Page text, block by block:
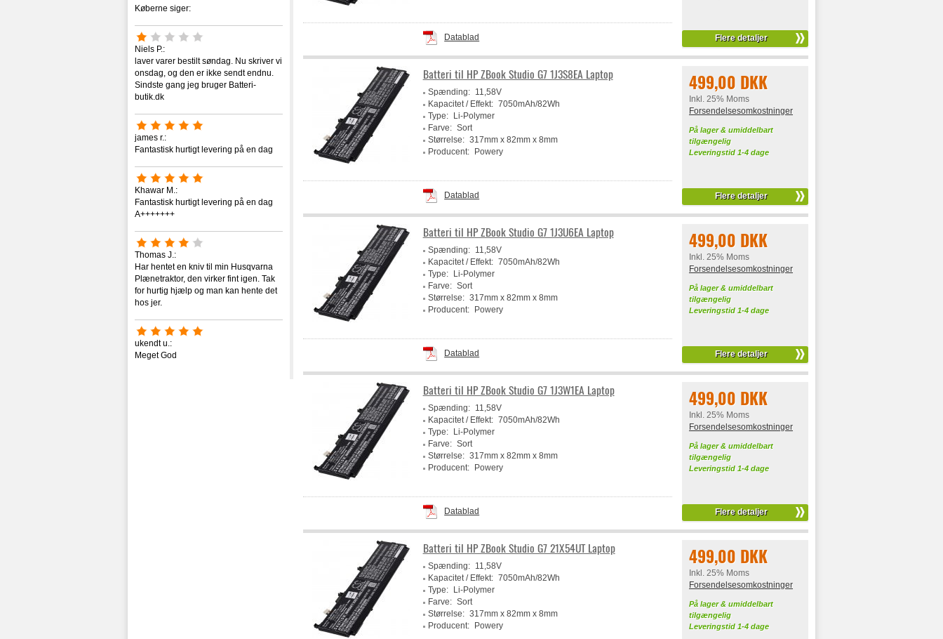
Køberne siger:
Niels P.:
laver varer bestilt søndag. Nu skriver vi
onsdag, og den er ikke sendt endnu.
Sindste gang jeg bruger Batteri-
butik.dk
james r.:
Fantastisk hurtigt levering på en dag
Khawar M.:
Fantastisk hurtigt levering på en dag
A+++++++
Thomas J.:
Har hentet en kniv til min Husqvarna
Plænetraktor, den virker fint igen. Tak
for hurtig hjælp og man kan hente det
hos jer.
ukendt u.:
Meget God
Flere detaljer
Datablad
499,00 DKK
Inkl. 25% Moms
Forsendelsesomkostninger
På lager & umiddelbart
tilgængelig
Leveringstid 1-4 dage
Flere detaljer
Batteri til HP ZBook Studio G7 1J3S8EA Laptop
Spænding:
11,58V
Kapacitet / Effekt: 7050mAh/82Wh
Type:
Li-Polymer
Farve: Sort
Størrelse: 317mm x 82mm x 8mm
Producent:
Powery
Datablad
499,00 DKK
Inkl. 25% Moms
Forsendelsesomkostninger
På lager & umiddelbart
tilgængelig
Leveringstid 1-4 dage
Flere detaljer
Batteri til HP ZBook Studio G7 1J3U6EA Laptop
Spænding:
11,58V
Kapacitet / Effekt: 7050mAh/82Wh
Type:
Li-Polymer
Farve: Sort
Størrelse: 317mm x 82mm x 8mm
Producent:
Powery
Datablad
499,00 DKK
Inkl. 25% Moms
Forsendelsesomkostninger
På lager & umiddelbart
tilgængelig
Leveringstid 1-4 dage
Flere detaljer
Batteri til HP ZBook Studio G7 1J3W1EA Laptop
Spænding:
11,58V
Kapacitet / Effekt: 7050mAh/82Wh
Type:
Li-Polymer
Farve: Sort
Størrelse: 317mm x 82mm x 8mm
Producent:
Powery
Datablad
499,00 DKK
Inkl. 25% Moms
Forsendelsesomkostninger
På lager & umiddelbart
tilgængelig
Leveringstid 1-4 dage
Batteri til HP ZBook Studio G7 21X54UT Laptop
Spænding:
11,58V
Kapacitet / Effekt: 7050mAh/82Wh
Type:
Li-Polymer
Farve: Sort
Størrelse: 317mm x 82mm x 8mm
Producent:
Powery